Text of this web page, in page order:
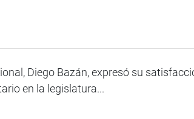
Diego Bazán, expresó su
en la legislatura...